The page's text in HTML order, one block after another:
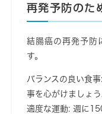
再発予防のた
結腸癌の再発予防
す。
バランスの良い食事
事を心がけましょう
適度な運動: 週に